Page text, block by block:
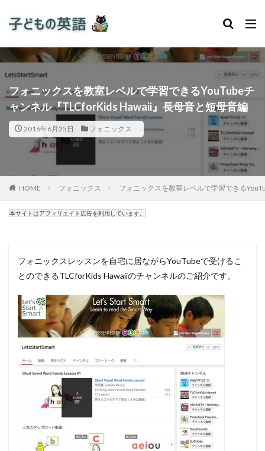
フォニックスを教室レベルで学習できるYouTubeチ
ャンネル『TLCforKids Hawaii』長母音と短母音編
2016年6月25日 フォニックス
HOME フォニックス フォニックスを教室レベルで学習できる
本サイトはアフィリエイト広告を利用しています。
フォニックスレッスンを自宅に居ながらYouTubeで受けるこ
とのできるTLCforKids Hawaiiのチャンネルのご紹介です。